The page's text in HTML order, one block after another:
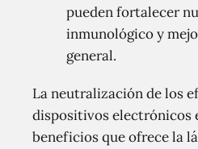
pueden fortalecer
inmunológico y
general.
La neutralización de los
dispositivos electrónicos
beneficios que ofrece la